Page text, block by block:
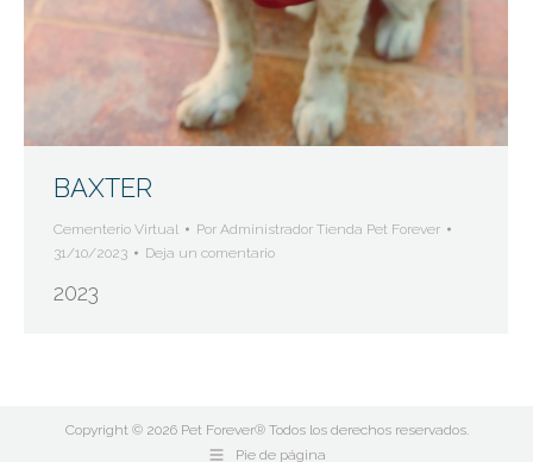
BAXTER
Cementerio Virtual Por Administrador Tienda Pet Forever
31/10/2023
Deja un comentario
2023
Copyright © 2026 Pet Forever® Todos los derechos reservados.
Pie de página